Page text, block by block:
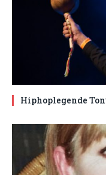
Hiphoplegende